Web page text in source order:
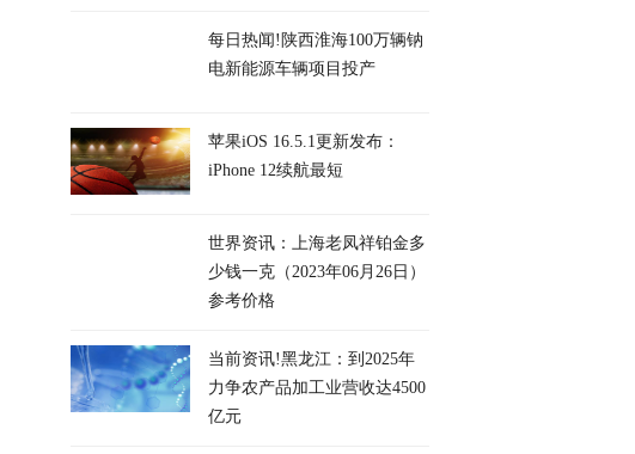
每日热闻!陕西淮海100万辆钠
电新能源车辆项目投产
苹果iOS 16.5.1更新发布：
iPhone 12续航最短
世界资讯：上海老凤祥铂金多
少钱一克（2023年06月26日）
参考价格
当前资讯!黑龙江：到2025年
力争农产品加工业营收达4500
亿元